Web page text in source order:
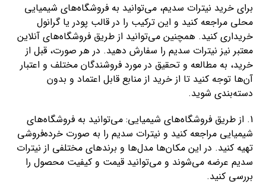
برای خرید نیترات سدیم، می‌توانید به فروشگاه‌های شیمیایی
محلی مراجعه کنید و این ترکیب را در قالب پودر یا گرانول
خریداری کنید. همچنین می‌توانید از طریق فروشگاه‌های آنلاین
معتبر نیز نیترات سدیم را سفارش دهید. در هر صورت، قبل از
خرید، به مطالعه و تحقیق در مورد فروشندگان مختلف و اعتبار
آن‌ها توجه کنید تا از خرید از منابع قابل اعتماد و بدون
دسته‌بندی شوید.
1. از طریق فروشگاه‌های شیمیایی: می‌توانید به فروشگاه‌های
شیمیایی مراجعه کنید و نیترات سدیم را به صورت خرده‌فروشی
تهیه کنید. در این مکان‌ها مدل‌ها و برندهای مختلفی از نیترات
سدیم عرضه می‌شوند و می‌توانید قیمت و کیفیت محصول را
بررسی کنید.